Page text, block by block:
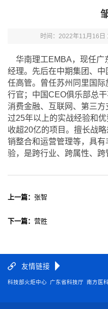
时间：2022年11月16日
华南理工EMBA，现任广
经理。先后在中期集团、
任高管。曾任苏州同里国际
行官；中国CEO俱乐部总干
消费金融、互联网、第三
过25年以上的实战经验和
收超20亿的项目。擅长战
销整合和运营管理等，具
验，是跨行业、跨属性、跨
上一篇： 张智
下一篇： 营胜
友情链接
科技部火炬中心 广东省科技厅 南方医